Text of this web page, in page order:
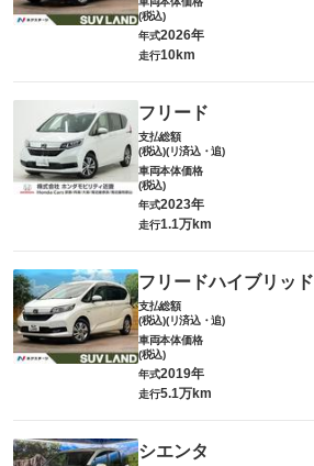
(税込)
年式2026年
走行10km
フリード
支払総額
(税込)(リ済込・追)
車両本体価格
(税込)
年式2023年
走行1.1万km
フリードハイブリッド
支払総額
(税込)(リ済込・追)
車両本体価格
(税込)
年式2019年
走行5.1万km
シエンタ